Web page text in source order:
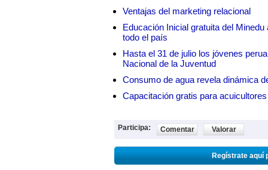
Ventajas del marketing relacional
Educación Inicial gratuita del
todo el país
Hasta el 31 de julio los jóvenes
Nacional de la Juventud
Consumo de agua revela dinámica
Capacitación gratis para
Participa: Comentar Valorar
Regístrate aquí